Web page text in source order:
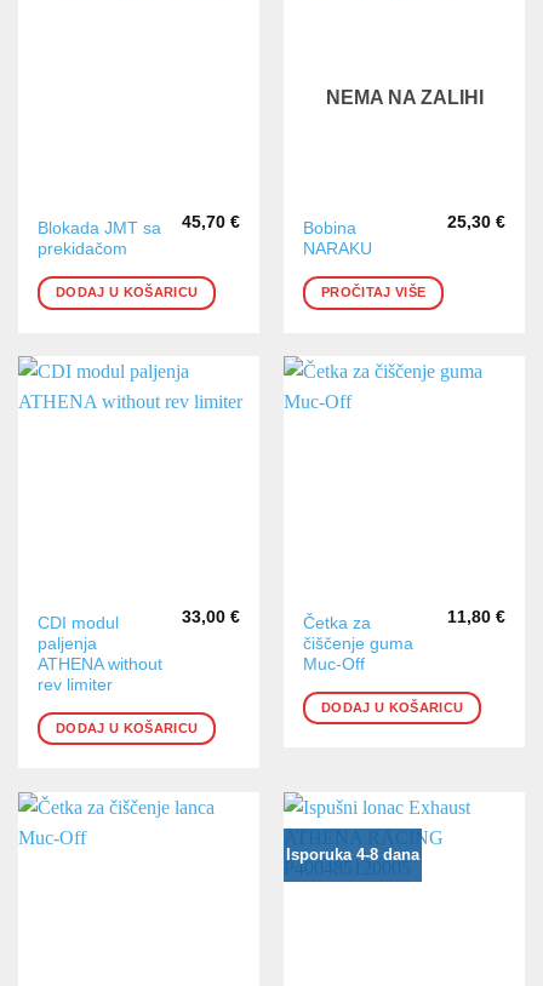
Blokada JMT sa
prekidačom
45,70 €
DODAJ U KOŠARICU
NEMA NA ZALIHI
Bobina
NARAKU
25,30 €
PROČITAJ VIŠE
CDI modul
paljenja
ATHENA without
rev limiter
33,00 €
DODAJ U KOŠARICU
Četka za
čiščenje guma
Muc-Off
11,80 €
DODAJ U KOŠARICU
Isporuka 4-8 dana